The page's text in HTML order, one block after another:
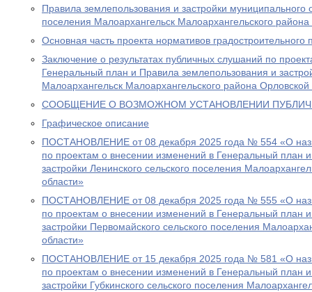
Правила землепользования и застройки муниципального
поселения Малоархангельск Малоархангельского
Основная часть проекта нормативов градостроительного
Заключение о результатах публичных слушаний по
Генеральный план и Правила землепользования и
Малоархангельск Малоархангельского района Орловской
СООБЩЕНИЕ О ВОЗМОЖНОМ УСТАНОВЛЕНИИ
Графическое описание
ПОСТАНОВЛЕНИЕ от 08 декабря 2025 года № 554 «О
по проектам о внесении изменений в Генеральный план
застройки Ленинского сельского поселения
области»
ПОСТАНОВЛЕНИЕ от 08 декабря 2025 года № 555 «О
по проектам о внесении изменений в Генеральный план
застройки Первомайского сельского поселения
области»
ПОСТАНОВЛЕНИЕ от 15 декабря 2025 года № 581 «О
по проектам о внесении изменений в Генеральный план
застройки Губкинского сельского поселения